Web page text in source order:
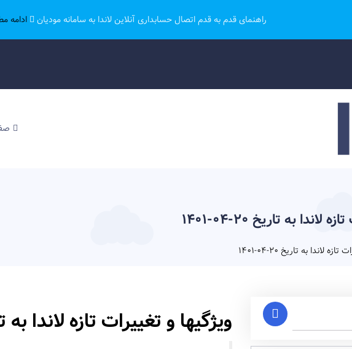
راهنمای قدم به قدم اتصال حسابداری آنلاین لاندا به سامانه مودیان ادامه
به تاریخ 20-04-1401
لاندا به تاریخ 20-04-1401
ویژگیها و تغییرات تازه لاندا به تاریخ